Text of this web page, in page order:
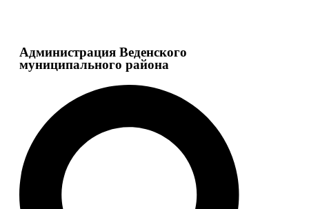
Администрация Веденского
муниципального района